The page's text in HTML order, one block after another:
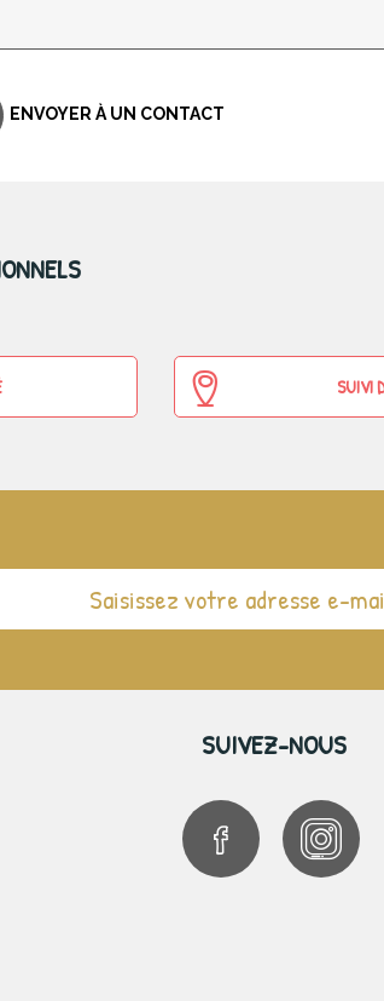
ENVOYER À UN CONTACT
SUIVI
SUIVEZ-NOUS